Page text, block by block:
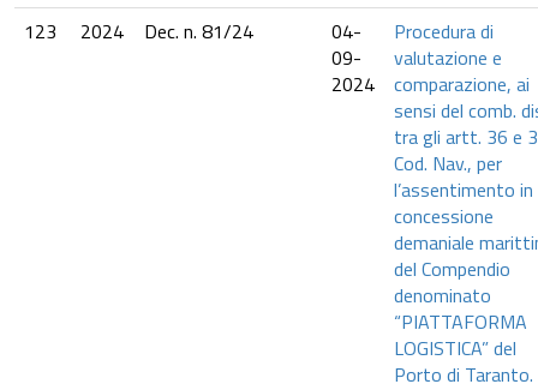
123
2024 Dec. n. 81/24
04-
09-
2024
Procedura di
valutazione e
comparazione, ai
sensi del comb.
tra gli artt. 36 e
Cod. Nav., per
l’assentimento in
concessione
demaniale
del Compendio
denominato
“PIATTAFORMA
LOGISTICA” del
Porto di Taranto.